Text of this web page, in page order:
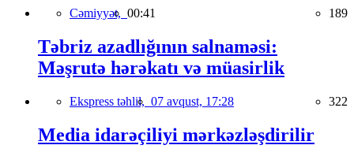
Cəmiyyət, 00:41 189
Təbriz azadlığının salnaməsi:
Məşrutə hərəkatı və müasirlik
Ekspress təhlil, 07 avqust, 17:28 322
Media idarəçiliyi mərkəzləşdirilir